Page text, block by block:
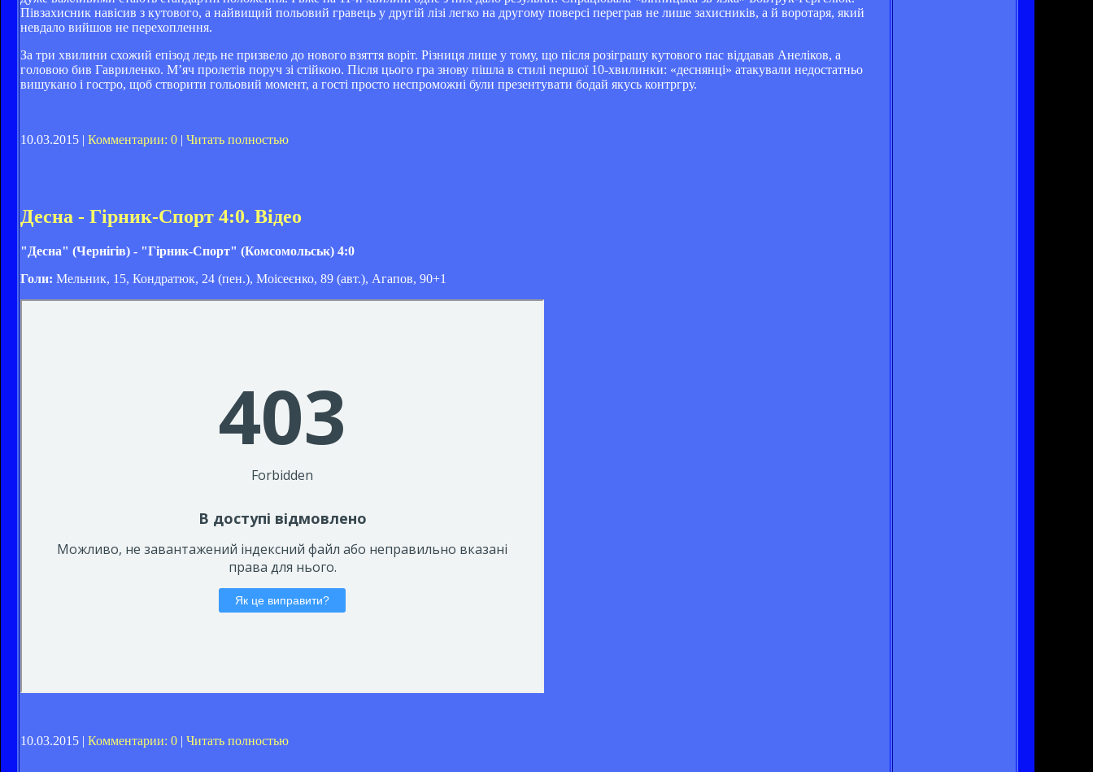
Півзахисник навісив з кутового, а найвищий польовий гравець у другій лізі легко на другому поверсі переграв не лише захисників, а й воротаря, який
невдало вийшов не перехоплення.
За три хвилини схожий епізод ледь не призвело до нового взяття воріт. Різниця лише у тому, що після розіграшу кутового пас віддавав Анеліков, а
головою бив Гавриленко. М’яч пролетів поруч зі стійкою. Після цього гра знову пішла в стилі першої 10-хвилинки: «деснянці» атакували недостатньо
вишукано і гостро, щоб створити гольовий момент, а гості просто неспроможні були презентувати бодай якусь контргру.
10.03.2015 | Комментарии: 0 | Читать полностью
Десна - Гірник-Спорт 4:0. Відео
"Десна" (Чернігів) - "Гірник-Спорт" (Комсомольськ) 4:0
Голи: Мельник, 15, Кондратюк, 24 (пен.), Моісеєнко, 89 (авт.), Агапов, 90+1
10.03.2015 | Комментарии: 0 | Читать полностью